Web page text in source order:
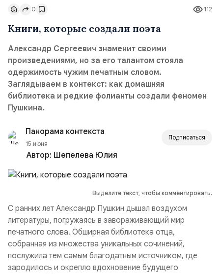
112
0
Книги, которые создали поэта
Александр Сергеевич знаменит своими
произведениями, но за его талантом стояла
одержимость чужим печатным словом.
Заглядываем в контекст: как домашняя
библиотека и редкие фолианты создали феномен
Пушкина.
Панорама контекста
15 июня
Подписаться
Автор: Шепелева Юлия
Выделите текст, чтобы комментировать.
С ранних лет Александр Пушкин дышал воздухом
литературы, погружаясь в завораживающий мир
печатного слова. Обширная библиотека отца,
собранная из множества уникальных сочинений,
послужила тем самым благодатным источником, где
зародилось и окрепло вдохновение будущего